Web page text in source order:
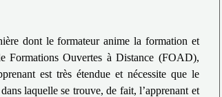
dont le formateur anime la formation et
Formations Ouvertes à Distance (FOAD),
est très étendue et nécessite que le
laquelle se trouve, de fait, l’apprenant et